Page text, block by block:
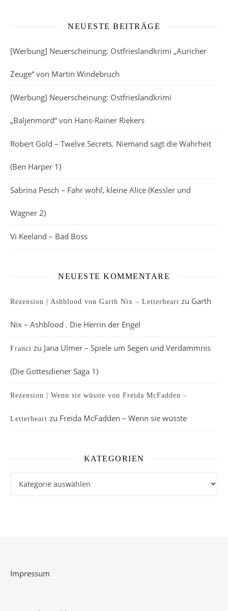
NEUESTE BEITRÄGE
[Werbung] Neuerscheinung: Ostfrieslandkrimi „Auricher
Zeuge“ von Martin Windebruch
[Werbung] Neuerscheinung: Ostfrieslandkrimi
„Baljenmord“ von Hans-Rainer Riekers
Robert Gold – Twelve Secrets. Niemand sagt die Wahrheit
(Ben Harper 1)
Sabrina Pesch – Fahr wohl, kleine Alice (Kessler und
Wagner 2)
Vi Keeland – Bad Boss
NEUESTE KOMMENTARE
Rezension | Ashblood von Garth Nix – Letterheart zu Garth
Nix – Ashblood . Die Herrin der Engel
Franci zu Jana Ulmer – Spiele um Segen und Verdammnis
(Die Gottesdiener Saga 1)
Rezension | Wenn sie wüsste von Freida McFadden –
Letterheart zu Freida McFadden – Wenn sie wüsste
KATEGORIEN
Impressum